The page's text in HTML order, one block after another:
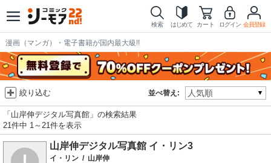
検索 はじめて カート ログイン 会員登録
漫画（マンガ）・電子書籍が国内最大級!!
並べ替え:
絞り込む
「山岸伸デジタル写真館」の検索結果
21件中 1～21件を表示
山岸伸デジタル写真館 イ・リン3
イ・リン / 山岸伸